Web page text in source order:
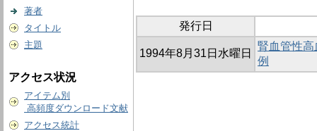
著者
タイトル
主題
アクセス状況
アイテム別
高頻度ダウンロード文献
アクセス統計
発行日
1994年8月31日水曜日
腎血管性
例